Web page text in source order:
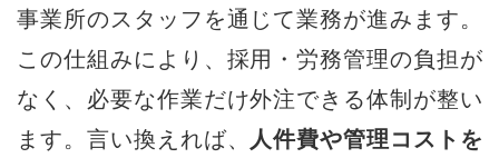
事業所のスタッフを通じて業務が進みます。
この仕組みにより、採用・労務管理の負担が
なく、必要な作業だけ外注できる体制が整い
ます。言い換えれば、
人件費や管理コストを